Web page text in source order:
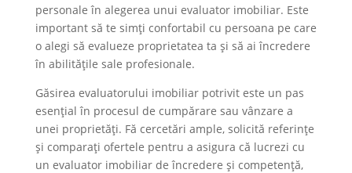
personale în alegerea unui evaluator imobiliar. Este
important să te simți confortabil cu persoana pe care
o alegi să evalueze proprietatea ta și să ai încredere
în abilitățile sale profesionale.
Găsirea evaluatorului imobiliar potrivit este un pas
esențial în procesul de cumpărare sau vânzare a
unei proprietăți. Fă cercetări ample, solicită referințe
și comparați ofertele pentru a asigura că lucrezi cu
un evaluator imobiliar de încredere și competență,